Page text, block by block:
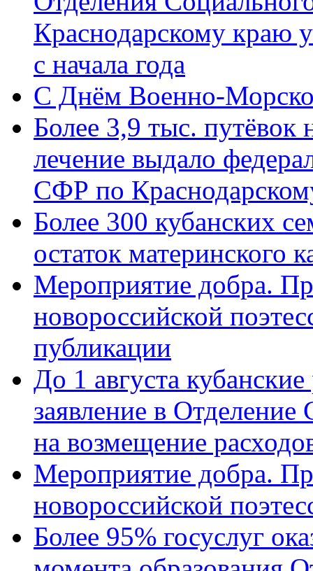
Краснодарскому краю
с начала года
C Днём Военно-
Более 3,9 тыс. путёвок
лечение выдало
СФР по
Более 300 кубанских
остаток материнского
Мероприятие добра.
новороссийской
публикации
До 1 августа
заявление в
на возмещение
Мероприятие добра.
новороссийской
Более 95% госуслуг